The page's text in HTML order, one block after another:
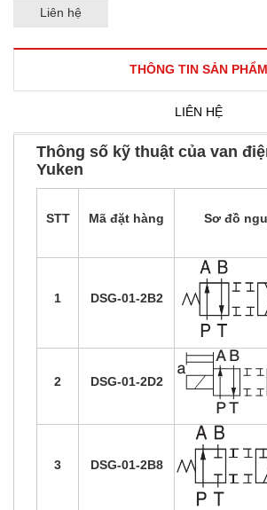
Liên hệ
THÔNG TIN SẢN PHẨM
LIÊN HỆ
Thông số kỹ thuật của van
Yuken
STT Mã đặt hàng Sơ đồ
1 DSG-01-2B2
2 DSG-01-2D2
3 DSG-01-2B8